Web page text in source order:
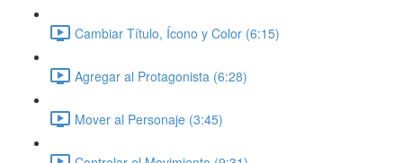
Cambiar Título, Ícono y Color (6:15)
Agregar al Protagonista (6:28)
Mover al Personaje (3:45)